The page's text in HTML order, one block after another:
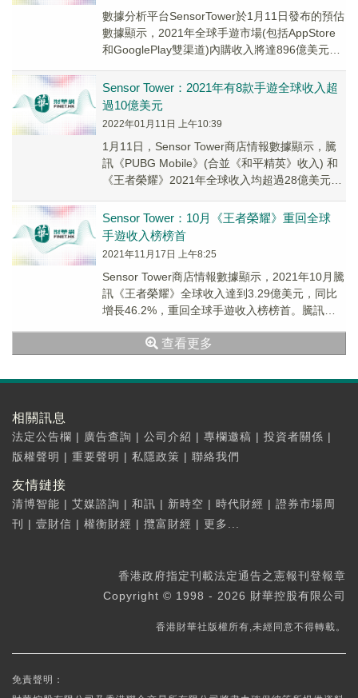
數據分析平台SensorTower於1月11日發布的預估
數據顯示，2021年全球手遊市場(包括AppStore
和GooglePlay雙渠道)內購收入將達896億美元，
Sensor Tower：2021年有8款手遊全球收入超
過10億美元
2022年01月11日 上午10:39
1月11日，Sensor Tower商店情報數據顯示，騰
訊《PUBG Mobile》(合並《和平精英》收入) 和
《王者榮耀》2021年全球收入均超過28億美元，
Sensor Tower：10月《王者榮耀》重回全球
手遊收入榜榜首
2021年11月17日 上午8:25
Sensor Tower商店情報數據顯示，2021年10月騰
訊《王者榮耀》全球收入達到3.29億美元，同比
增長46.2%，重回全球手遊收入榜榜首。騰訊騰
查看更多
相關訊息
法定公告欄 | 廣告查詢 | 公司介紹 | 專欄邀稿 | 投資者關係 |
版權聲明 | 重要聲明 | 私隱政策 | 聯絡我們
友情鏈接
清博智能 | 艾媒諮詢 | 和訊 | 新時空 | 時代財經 | 證券市場周
刊
| 壹財信 | 權衡財經 | 攬富財經 | 更多...
香港政府指定刊載法定通告之憲報刊登報章
Copyright © 1998 - 2026 財華控股有限公司
香港財華社版權所有,未經同意不得轉載。
免責聲明：